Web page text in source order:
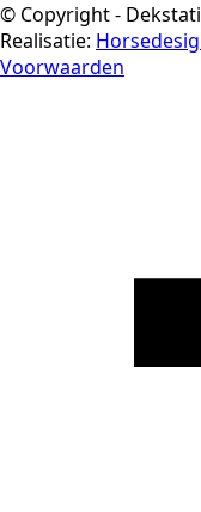
© Copyright -
Realisatie:
Voorwaarden